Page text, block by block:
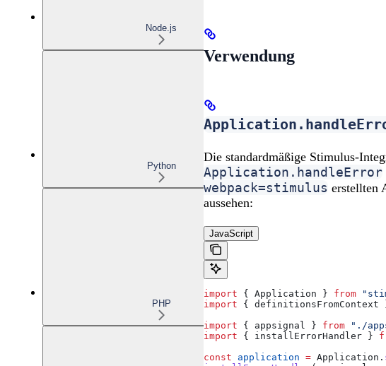
Node.js
Python
PHP
Verwendung
Die standardmäßige Stimulus-
Application.handleError
webpack=stimulus erstellten
aussehen:
JavaScript
import { Application } from
import { definitionsFromContext
import { appsignal } from "./
import { installErrorHandler }
const application = Application .